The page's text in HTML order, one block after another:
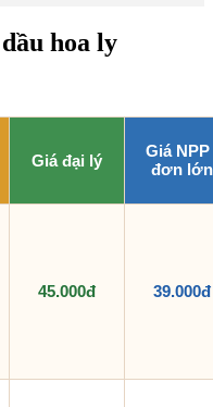
hoa ly
Giá đại lý
Giá NPP
đơn lớn
45.000đ 39.000đ